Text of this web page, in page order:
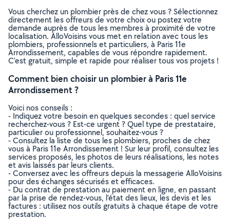
Vous cherchez un plombier près de chez vous ? Sélectionnez
directement les offreurs de votre choix ou postez votre
demande auprès de tous les membres à proximité de votre
localisation. AlloVoisins vous met en relation avec tous les
plombiers, professionnels et particuliers, à Paris 11e
Arrondissement, capables de vous répondre rapidement.
C’est gratuit, simple et rapide pour réaliser tous vos projets !
Comment bien choisir un plombier à Paris 11e
Arrondissement ?
Voici nos conseils :
- Indiquez votre besoin en quelques secondes : quel service
recherchez-vous ? Est-ce urgent ? Quel type de prestataire,
particulier ou professionnel, souhaitez-vous ?
- Consultez la liste de tous les plombiers, proches de chez
vous à Paris 11e Arrondissement ! Sur leur profil, consultez les
services proposés, les photos de leurs réalisations, les notes
et avis laissés par leurs clients.
- Conversez avec les offreurs depuis la messagerie AlloVoisins
pour des échanges sécurisés et efficaces.
- Du contrat de prestation au paiement en ligne, en passant
par la prise de rendez-vous, l’état des lieux, les devis et les
factures : utilisez nos outils gratuits à chaque étape de votre
prestation.